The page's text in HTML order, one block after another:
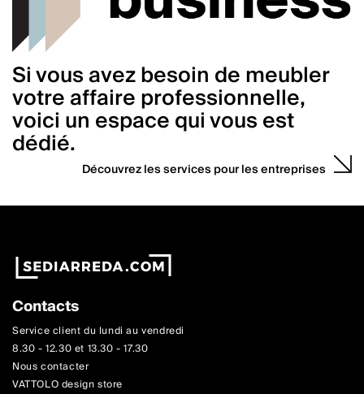
Si vous avez besoin de meubler
votre affaire professionnelle,
voici un espace qui vous est
dédié.
Découvrez les services pour les entreprises
Contacts
Service client du lundi au vendredi
8.30 - 12.30 et 13.30 - 17.30
Nous contacter
VATTOLO design store